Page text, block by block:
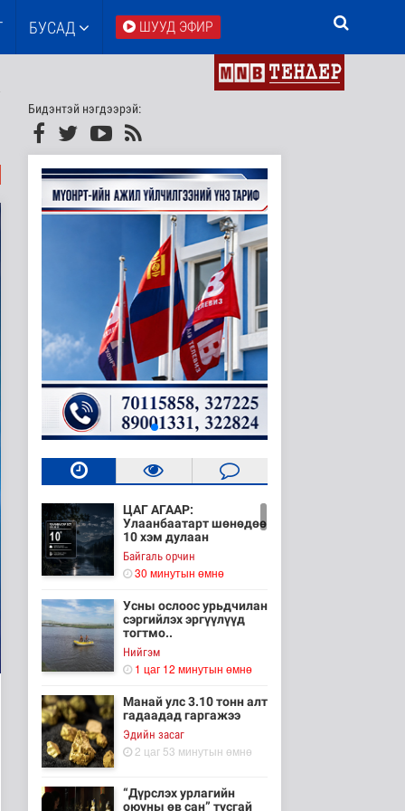
БУСАД ШУУД ЭФИР
Бидэнтэй нэгдээрэй:
ЦАГ АГААР:
Улаанбаатарт шөнөдөө
10 хэм дулаан
Байгаль орчин
30 минутын өмнө
Усны ослоос урьдчилан
сэргийлэх эргүүлүүд
тогтмо..
Нийгэм
1 цаг 12 минутын өмнө
Манай улс 3.10 тонн алт
гадаадад гаргажээ
Эдийн засаг
2 цаг 53 минутын өмнө
“Дүрслэх урлагийн
оюуны өв сан” тусгай